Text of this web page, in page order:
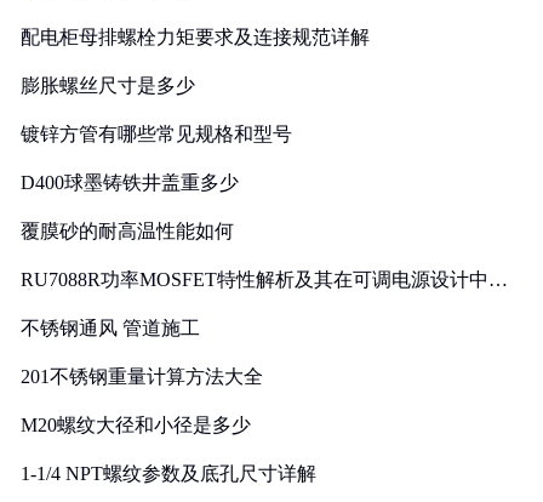
配电柜母排螺栓力矩要求及连接规范详解
膨胀螺丝尺寸是多少
镀锌方管有哪些常见规格和型号
D400球墨铸铁井盖重多少
覆膜砂的耐高温性能如何
RU7088R功率MOSFET特性解析及其在可调电源设计中的
不锈钢通风 管道施工
201不锈钢重量计算方法大全
M20螺纹大径和小径是多少
1-1/4 NPT螺纹参数及底孔尺寸详解